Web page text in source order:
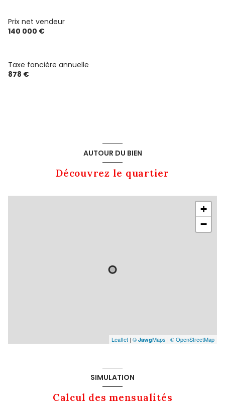
Terrasse
Prix net vendeur
140 000 €
Taxe foncière annuelle
878 €
AUTOUR DU BIEN
Découvrez le quartier
+
−
Leaflet | © JawgMaps | © OpenStreetMap
SIMULATION
Calcul des mensualités